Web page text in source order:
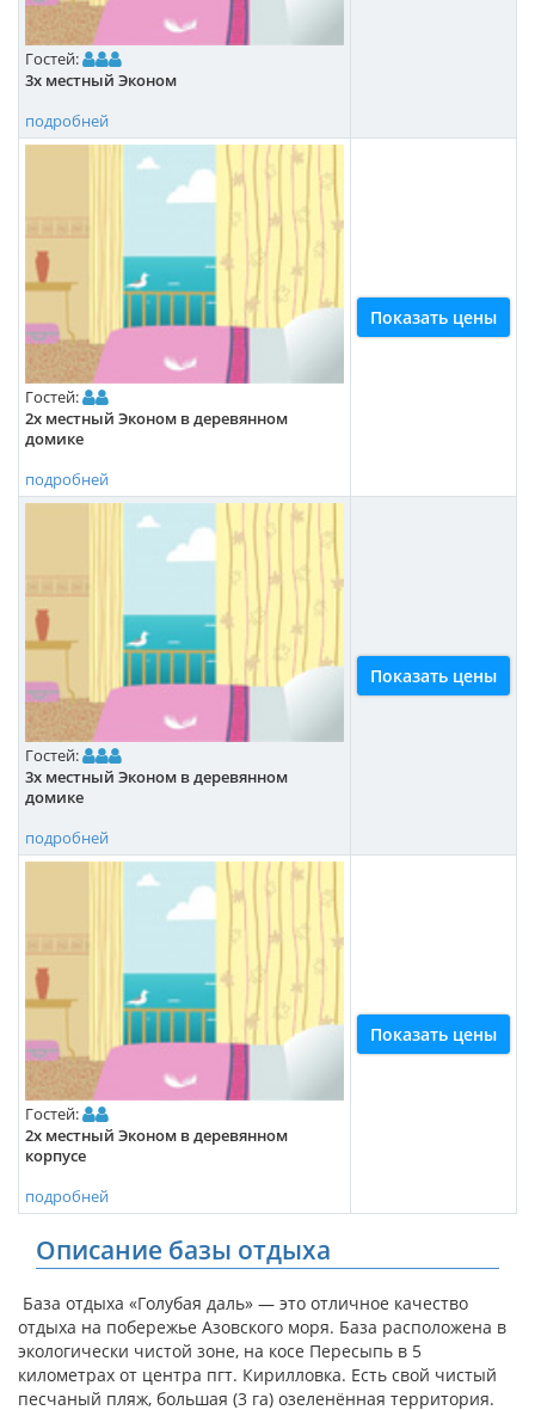
Гостей:
3х местный Эконом
подробней
Гостей:
2х местный Эконом в деревянном
домике
подробней
Показать цены
Гостей:
3х местный Эконом в деревянном
домике
подробней
Показать цены
Гостей:
2х местный Эконом в деревянном
корпусе
подробней
Показать цены
Описание базы отдыха
База отдыха «Голубая даль» — это отличное качество
отдыха на побережье Азовского моря. База расположена в
экологически чистой зоне, на косе Пересыпь в 5
километрах от центра пгт. Кирилловка. Есть свой чистый
песчаный пляж, большая (3 га) озеленённая территория.